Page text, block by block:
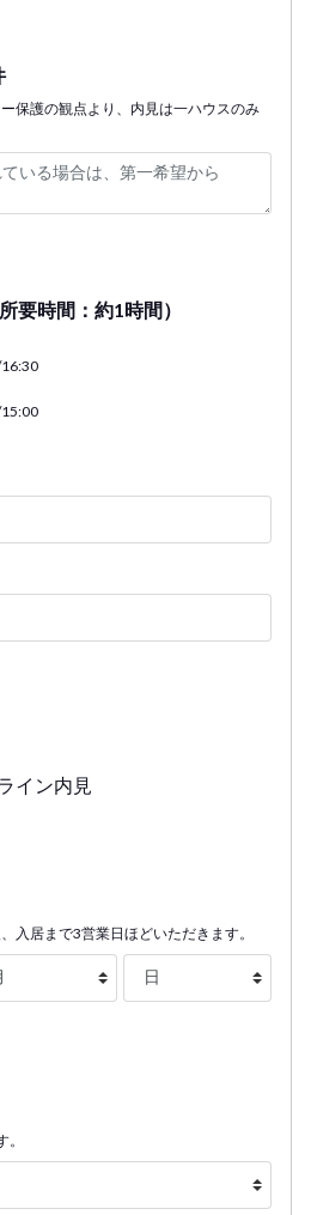
保護の観点より、内見は一ハウスのみ
要時間：約1時間）
イン内見
入居まで3営業日ほどいただきます。